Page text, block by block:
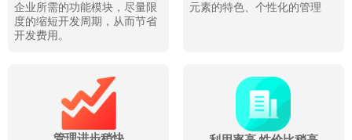
企业所需的功能模块，尽量限
度的缩短开发周期，从而节省
开发费用。
元素的特色、个性化的管理